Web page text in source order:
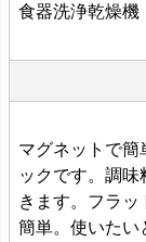
食器洗浄乾燥機
マグネットで簡
ックです。調
きます。フラ
簡単。使いたい